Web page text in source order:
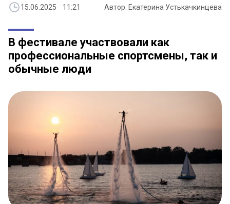
15.06.2025 11:21 Автор: Екатерина Устькачкинцева
В фестивале участвовали как
профессиональные спортсмены, так и
обычные люди